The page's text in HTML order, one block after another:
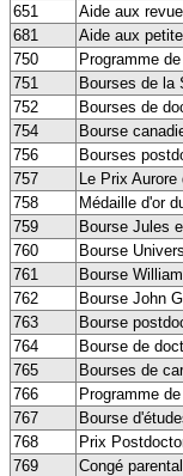
651
Aide aux
681
Aide aux
750
Programme
751
Bourses de la
752
Bourses de
754
Bourse
756
Bourses
757
Le Prix Aurore
758
Médaille d'or
759
Bourse Jules
760
Bourse
761
Bourse
762
Bourse John
763
Bourse
764
Bourse de
765
Bourses de
766
Programme
767
Bourse
768
Prix
769
Congé